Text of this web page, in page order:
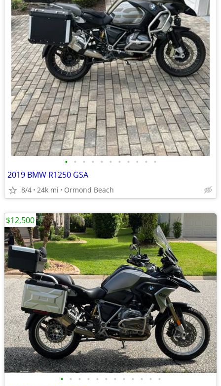
• • • • • • • • • • •
2019 BMW R1250 GSA
8/4 24k mi Ormond Beach
• • • • • • • • • • • •
$12,500